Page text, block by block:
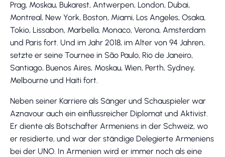
Prag, Moskau, Bukarest, Antwerpen, London, Dubai,
Montreal, New York, Boston, Miami, Los Angeles, Osaka,
Tokio, Lissabon, Marbella, Monaco, Verona, Amsterdam
und Paris fort. Und im Jahr 2018, im Alter von 94 Jahren,
setzte er seine Tournee in São Paulo, Rio de Janeiro,
Santiago, Buenos Aires, Moskau, Wien, Perth, Sydney,
Melbourne und Haiti fort.
Neben seiner Karriere als Sänger und Schauspieler war
Aznavour auch ein einflussreicher Diplomat und Aktivist.
Er diente als Botschafter Armeniens in der Schweiz, wo
er residierte, und war der ständige Delegierte Armeniens
bei der UNO. In Armenien wird er immer noch als eine